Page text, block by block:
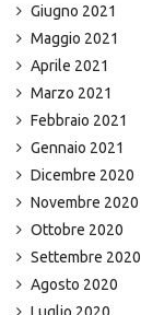
Giugno 2021
Maggio 2021
Aprile 2021
Marzo 2021
Febbraio 2021
Gennaio 2021
Dicembre 2020
Novembre 2020
Ottobre 2020
Settembre 2020
Agosto 2020